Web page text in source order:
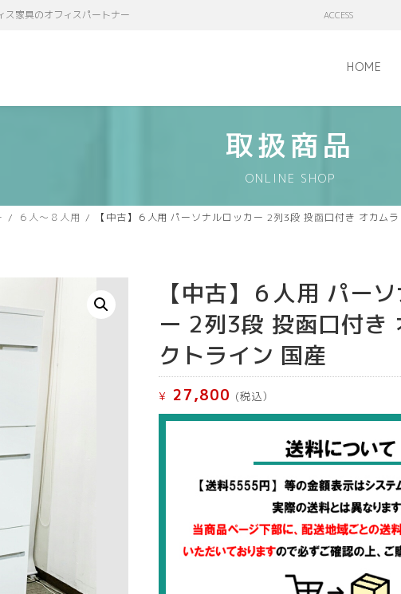
ス家具のオフィスパートナー ACCESS
HOME
取扱商品
ONLINE SHOP
６人～８人用 【中古】６人用 パーソナルロッカー 2列3段 投函口付き オカム
【中古】６人用 パー
ー 2列3段 投函口付き
クトライン 国産
¥ 27,800 (税込）